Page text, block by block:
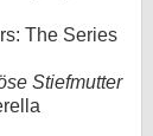
The Series
Stiefmutter